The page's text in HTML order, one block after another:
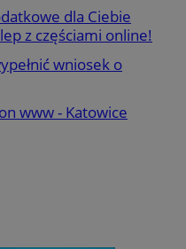
dla Ciebie
z częściami online!
wniosek o
www - Katowice